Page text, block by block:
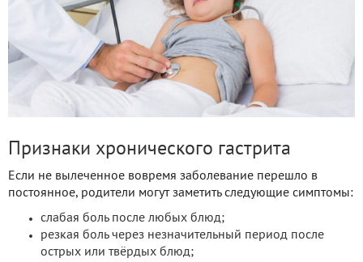
Признаки хронического гастрита
Если не вылеченное вовремя заболевание перешло в
постоянное, родители могут заметить следующие симптомы:
слабая боль после любых блюд;
резкая боль через незначительный период после
острых или твёрдых блюд;